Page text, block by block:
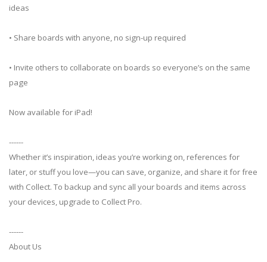
ideas
• Share boards with anyone, no sign-up required
• Invite others to collaborate on boards so everyone’s on the same
page
Now available for iPad!
------
Whether it’s inspiration, ideas you’re working on, references for
later, or stuff you love—you can save, organize, and share it for free
with Collect. To backup and sync all your boards and items across
your devices, upgrade to Collect Pro.
------
About Us